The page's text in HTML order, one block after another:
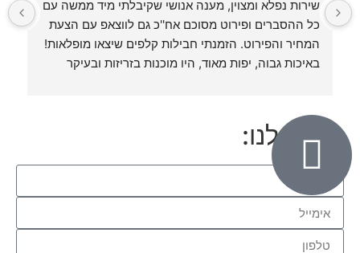
כיתבו לנו: